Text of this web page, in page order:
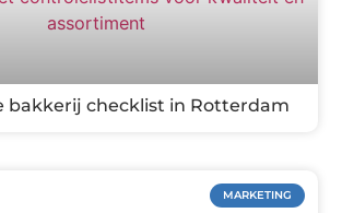
bakkerij checklist in Rotterdam
MARKETING